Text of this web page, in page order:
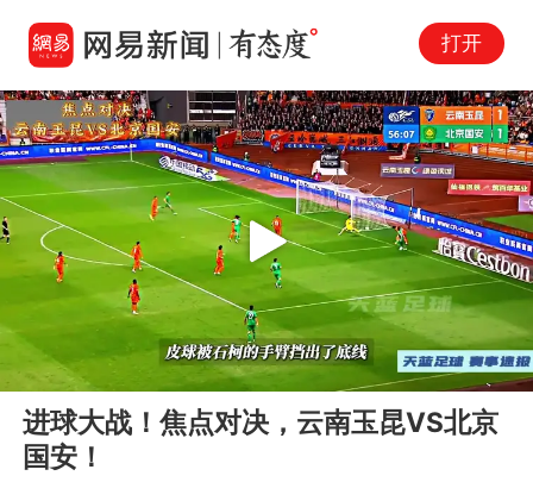
打开
00:00 03:00
Play
进球大战！焦点对决，云南玉昆VS北京
国安！